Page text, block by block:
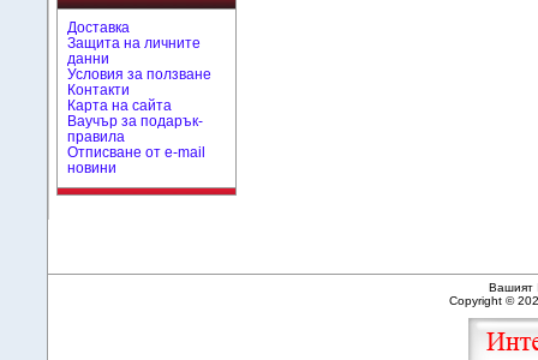
Доставка
Защита на личните
данни
Условия за ползване
Контакти
Карта на сайта
Ваучър за подарък-
правила
Отписване от e-mail
новини
Вашият
Copyright ©